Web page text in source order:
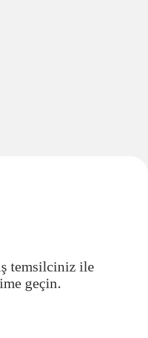
temsilciniz ile
geçin.